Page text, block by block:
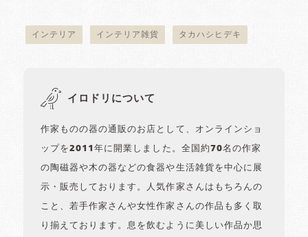
インテリア インテリア雑貨 タカハシヒデキ
イロドリについて
作家ものの器の通販のお店として、オンラインショ
ップを2011年に開業しました。全国約70名の作家
の陶磁器や木の器などの食器や生活雑貨を中心に展
示・販売しております。人気作家さんはもちろんの
こと、若手作家さんや女性作家さんの作品も多く取
り揃えております。息を飲むように美しい作品か思